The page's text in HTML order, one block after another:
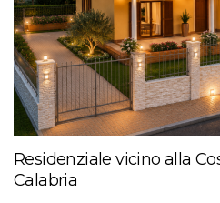
Residenziale vicino alla
Calabria